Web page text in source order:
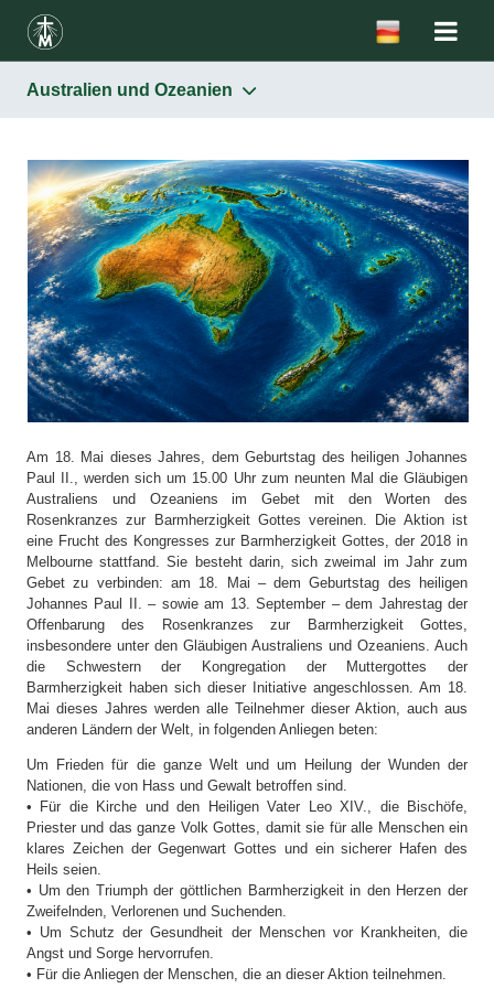
Australien und Ozeanien
Am 18. Mai dieses Jahres, dem Geburtstag des heiligen Johannes
Paul II., werden sich um 15.00 Uhr zum neunten Mal die Gläubigen
Australiens und Ozeaniens im Gebet mit den Worten des
Rosenkranzes zur Barmherzigkeit Gottes vereinen. Die Aktion ist
eine Frucht des Kongresses zur Barmherzigkeit Gottes, der 2018 in
Melbourne stattfand. Sie besteht darin, sich zweimal im Jahr zum
Gebet zu verbinden: am 18. Mai – dem Geburtstag des heiligen
Johannes Paul II. – sowie am 13. September – dem Jahrestag der
Offenbarung des Rosenkranzes zur Barmherzigkeit Gottes,
insbesondere unter den Gläubigen Australiens und Ozeaniens. Auch
die Schwestern der Kongregation der Muttergottes der
Barmherzigkeit haben sich dieser Initiative angeschlossen. Am 18.
Mai dieses Jahres werden alle Teilnehmer dieser Aktion, auch aus
anderen Ländern der Welt, in folgenden Anliegen beten:
Um Frieden für die ganze Welt und um Heilung der Wunden der
Nationen, die von Hass und Gewalt betroffen sind.
• Für die Kirche und den Heiligen Vater Leo XIV., die Bischöfe,
Priester und das ganze Volk Gottes, damit sie für alle Menschen ein
klares Zeichen der Gegenwart Gottes und ein sicherer Hafen des
Heils seien.
• Um den Triumph der göttlichen Barmherzigkeit in den Herzen der
Zweifelnden, Verlorenen und Suchenden.
• Um Schutz der Gesundheit der Menschen vor Krankheiten, die
Angst und Sorge hervorrufen.
• Für die Anliegen der Menschen, die an dieser Aktion teilnehmen.